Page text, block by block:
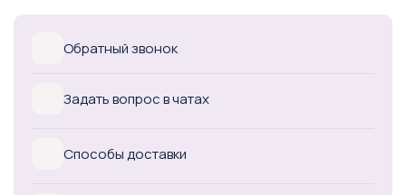
Обратный звонок
Задать вопрос в чатах
Способы доставки